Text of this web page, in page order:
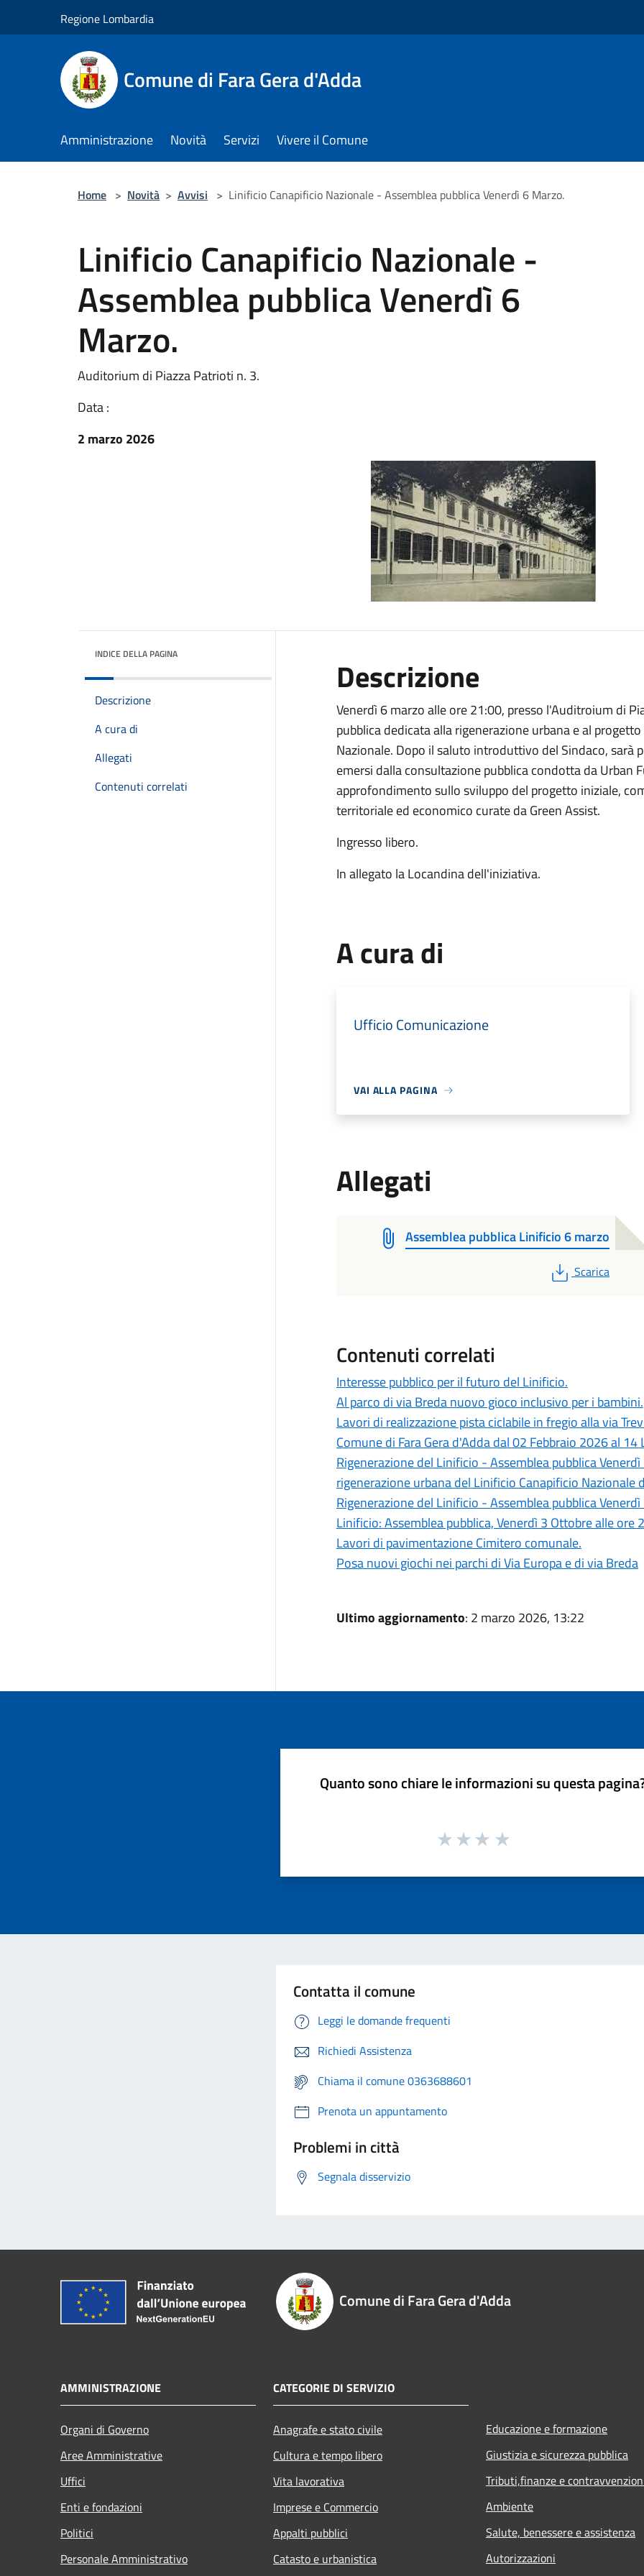
Regione Lombardia
Comune di Fara Gera d'Adda
Amministrazione Novità Servizi Vivere il Comune
Home > Novità > Avvisi > Linificio Canapificio Nazionale - Assemblea pubblica Venerdì 6 Marzo.
Linificio Canapificio Nazionale -
Assemblea pubblica Venerdì 6
Marzo.
Auditorium di Piazza Patrioti n. 3.
Data :
2 marzo 2026
INDICE DELLA PAGINA
Descrizione
A cura di
Allegati
Contenuti correlati
Descrizione
Venerdì 6 marzo alle ore 21:00, presso l'Auditroium di
pubblicadedicata allarigenerazione urbana eal progetto
Nazionale. Dopo ilsaluto introduttivo del Sindaco,saràp
emersi dallaconsultazione pubblicacondottadaUrban
approfondimento sullosviluppo del progetto iniziale,
territoriale ed economico curateda GreenAssist.
Ingresso libero.
In allegato la Locandina dell'iniziativa.
A cura di
Ufficio Comunicazione
VAI ALLA PAGINA
Allegati
Assemblea pubblica Linificio 6 marzo
PDF
Scarica
Contenuti correlati
Interesse pubblico per il futuro del Linificio.
Al parco di via Breda nuovo gioco inclusivo per i bambini.
Lavori di realizzazione pista ciclabile in fregio alla via
Comune di Fara Gera d'Adda dal 02 Febbraio 2026 al
Rigenerazione del Linificio - Assemblea pubblica
rigenerazione urbana del Linificio Canapificio Nazionale
Rigenerazione del Linificio - Assemblea pubblica
Linificio: Assemblea pubblica, Venerdì 3 Ottobre alle
Lavori di pavimentazione Cimitero comunale.
Posa nuovi giochi nei parchi di Via Europa e di via Breda
Ultimo aggiornamento: 2 marzo 2026, 13:22
Quanto sono chiare le informazioni su questa
Contatta il comune
Leggi le domande frequenti
Richiedi Assistenza
Chiama il comune 0363688601
Prenota un appuntamento
Problemi in città
Segnala disservizio
Comune di Fara Gera d'Adda
AMMINISTRAZIONE
Organi di Governo
Aree Amministrative
Uffici
Enti e fondazioni
Politici
Personale Amministrativo
CATEGORIE DI SERVIZIO
Anagrafe e stato civile
Cultura e tempo libero
Vita lavorativa
Imprese e Commercio
Appalti pubblici
Catasto e urbanistica
Educazione e formazione
Giustizia e sicurezza pubblica
Tributi,finanze e
Ambiente
Salute, benessere e assistenza
Autorizzazioni